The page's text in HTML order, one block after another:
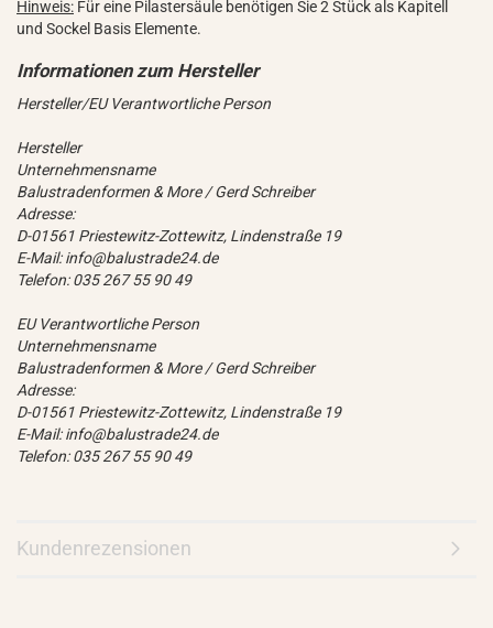
Hinweis: Für eine Pilastersäule benötigen Sie 2 Stück als Kapitell
und Sockel Basis Elemente.
Hersteller/EU Verantwortliche Person
Hersteller
Unternehmensname
Balustradenformen & More / Gerd Schreiber
Adresse:
D-01561 Priestewitz-Zottewitz, Lindenstraße 19
E-Mail: info@balustrade24.de
Telefon: 035 267 55 90 49
EU Verantwortliche Person
Unternehmensname
Balustradenformen & More / Gerd Schreiber
Adresse:
D-01561 Priestewitz-Zottewitz, Lindenstraße 19
E-Mail: info@balustrade24.de
Telefon: 035 267 55 90 49
Kundenrezensionen